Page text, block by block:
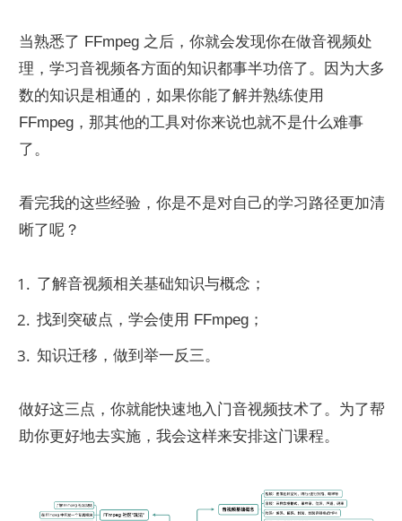
当熟悉了 FFmpeg 之后，你就会发现你在做音视频处
理，学习音视频各方面的知识都事半功倍了。因为大多
数的知识是相通的，如果你能了解并熟练使用
FFmpeg，那其他的工具对你来说也就不是什么难事
了。
看完我的这些经验，你是不是对自己的学习路径更加清
晰了呢？
了解音视频相关基础知识与概念；
找到突破点，学会使用 FFmpeg；
知识迁移，做到举一反三。
做好这三点，你就能快速地入门音视频技术了。为了帮
助你更好地去实施，我会这样来安排这门课程。